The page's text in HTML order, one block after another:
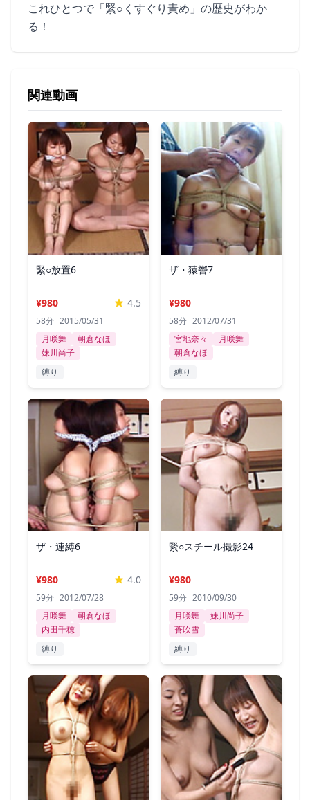
これひとつで「緊○くすぐり責め」の歴史がわか
る！
関連動画
緊○放置6
¥980 4.5
58分 2015/05/31
月咲舞
朝倉なほ
妹川尚子
縛り
ザ・猿轡7
¥980
58分 2012/07/31
宮地奈々
月咲舞
朝倉なほ
縛り
ザ・連縛6
¥980 4.0
59分 2012/07/28
月咲舞
朝倉なほ
内田千穂
縛り
緊○スチール撮影24
¥980
59分 2010/09/30
月咲舞
妹川尚子
蒼吹雪
縛り